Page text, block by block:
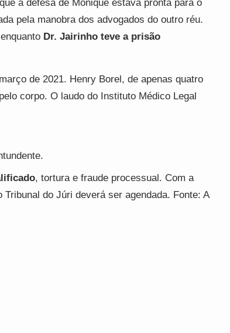
a defesa de Monique estava pronta para o
pela manobra dos advogados do outro réu.
Dr. Jairinho teve a prisão
de 2021. Henry Borel, de apenas quatro
corpo. O laudo do Instituto Médico Legal
, tortura e fraude processual. Com a
do Júri deverá ser agendada. Fonte: A